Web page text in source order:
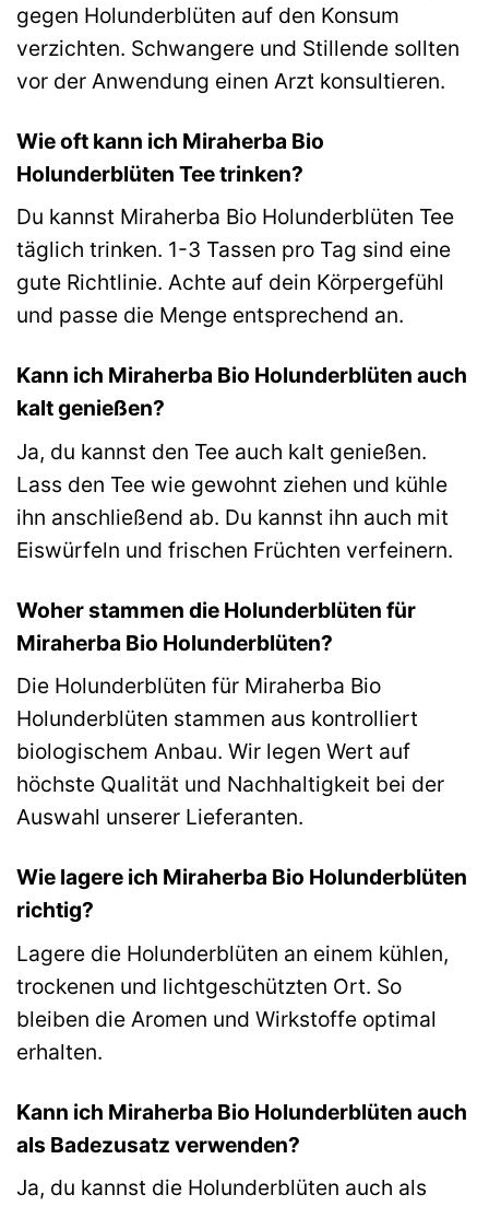
gegen Holunderblüten auf den Konsum
verzichten. Schwangere und Stillende sollten
vor der Anwendung einen Arzt konsultieren.
Wie oft kann ich Miraherba Bio
Holunderblüten Tee trinken?
Du kannst Miraherba Bio Holunderblüten Tee
täglich trinken. 1-3 Tassen pro Tag sind eine
gute Richtlinie. Achte auf dein Körpergefühl
und passe die Menge entsprechend an.
Kann ich Miraherba Bio Holunderblüten auch
kalt genießen?
Ja, du kannst den Tee auch kalt genießen.
Lass den Tee wie gewohnt ziehen und kühle
ihn anschließend ab. Du kannst ihn auch mit
Eiswürfeln und frischen Früchten verfeinern.
Woher stammen die Holunderblüten für
Miraherba Bio Holunderblüten?
Die Holunderblüten für Miraherba Bio
Holunderblüten stammen aus kontrolliert
biologischem Anbau. Wir legen Wert auf
höchste Qualität und Nachhaltigkeit bei der
Auswahl unserer Lieferanten.
Wie lagere ich Miraherba Bio Holunderblüten
richtig?
Lagere die Holunderblüten an einem kühlen,
trockenen und lichtgeschützten Ort. So
bleiben die Aromen und Wirkstoffe optimal
erhalten.
Kann ich Miraherba Bio Holunderblüten auch
als Badezusatz verwenden?
Ja, du kannst die Holunderblüten auch als